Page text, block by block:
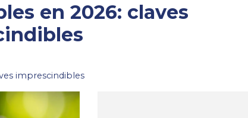
en 2026: claves
imprescindibles